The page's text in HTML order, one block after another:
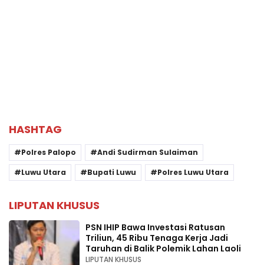
HASHTAG
Polres Palopo
Andi Sudirman Sulaiman
Luwu Utara
Bupati Luwu Polres Luwu Utara
LIPUTAN KHUSUS
PSN IHIP Bawa Investasi Ratusan
Triliun, 45 Ribu Tenaga Kerja Jadi
Taruhan di Balik Polemik Lahan Laoli
LIPUTAN KHUSUS